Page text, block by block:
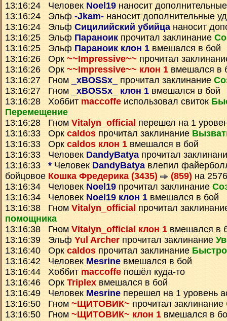
13:16:24 Человек Noel19 наносит
13:16:24 Эльф -Jkam- наносит дополнительные
13:16:24 Эльф Сицилийский убийцананосит
13:16:25 Эльф Параноик прочитал заклинание
13:16:25 Эльф Параноик клон 1 вмешался в бой
13:16:26 Орк ~~Impressive~~ прочитал
13:16:26 Орк ~~Impressive~~ клон 1 вмешался в
13:16:27 Гном
_xBOSSx_ прочитал заклинание
13:16:27 Гном
_xBOSSx_ клон 1 вмешался в бой
13:16:28 Хоббит maccoffe использовал свиток
Перемещение
13:16:28 Гном Vitalyn_official перешел на 1
13:16:33 Орк caldos прочитал заклинание
13:16:33 Орк caldos клон 1 вмешался в бой
13:16:33 Человек DandyBatyaпрочитал
13:16:33 * Человек DandyBatyaвлепил
бойцовое Кошка Фредерика (3435) (859) на 2576
13:16:34 Человек Noel19 прочитал заклинание
13:16:34 Человек Noel19 клон 1 вмешался в бой
13:16:38 Гном Vitalyn_official прочитал
помощника
13:16:38 Гном Vitalyn_official клон 1 вмешался в
13:16:39 Эльф Yul Archer прочитал заклинание
13:16:40 Орк caldos прочитал заклинание
13:16:42 Человек Mesrine вмешался в бой
13:16:44 Хоббит maccoffe пошёл куда-то
13:16:46 Орк Triplex вмешался в бой
13:16:49 Человек Mesrine перешел на 1 уровень
13:16:50 Гном ~ЩИТОВИК~ прочитал заклинание
13:16:50 Гном ~ЩИТОВИК~ клон 1 вмешался в